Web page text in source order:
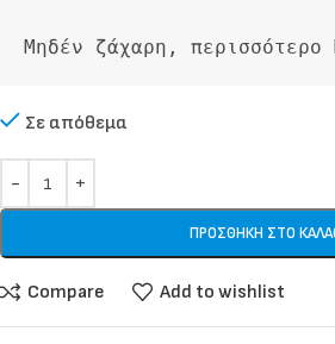
Μηδέν ζάχαρη,
Σε απόθεμα
ΠΡΟΣΘΉΚΗ ΣΤΟ
Compare Add to wishlist